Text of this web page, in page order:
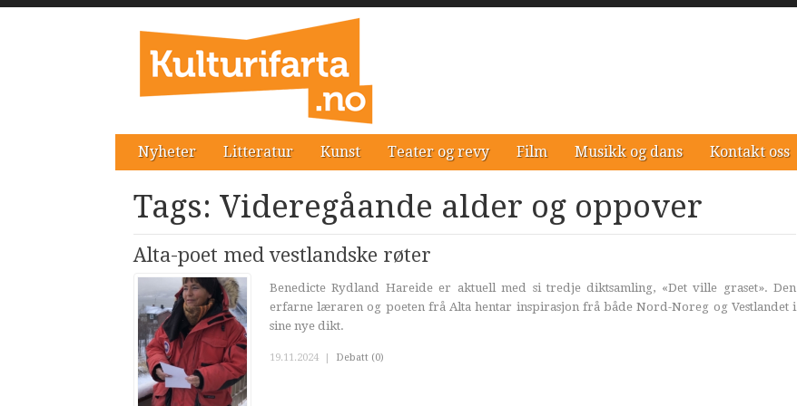
Nyheter Litteratur Kunst Teater og revy Film Musikk og dans Kontakt oss
Tags: Videregåande alder og oppover
Alta-poet med vestlandske røter
Benedicte Rydland Hareide er aktuell med si tredje diktsamling, «Det ville graset». Den
erfarne læraren og poeten frå Alta hentar inspirasjon frå både Nord-Noreg og Vestlandet i
sine nye dikt.
19.11.2024 | Debatt (0)